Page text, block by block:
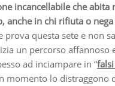
incancellabile che abita
anche in chi rifiuta o
prova questa sete e non
un percorso affannoso
ad inciampare in “
momento lo distraggono